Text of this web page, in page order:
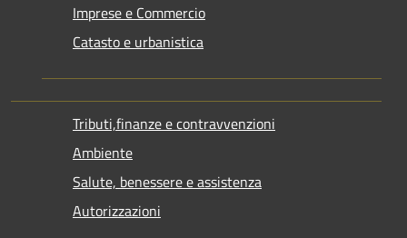
Imprese e Commercio
Catasto e urbanistica
Tributi,finanze e contravvenzioni
Ambiente
Salute, benessere e assistenza
Autorizzazioni